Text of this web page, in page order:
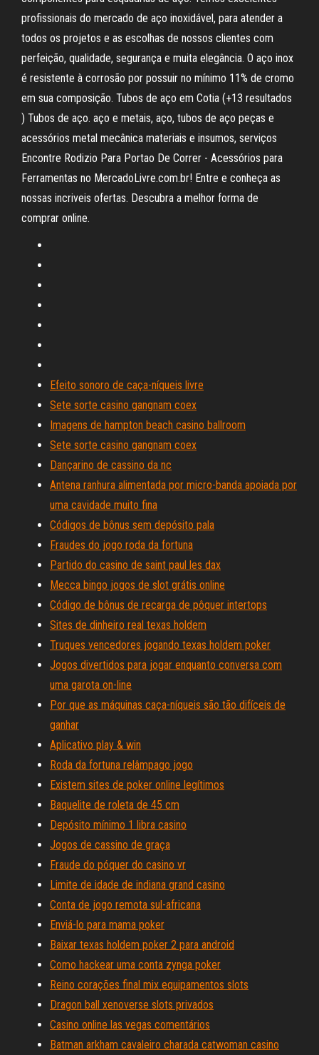
profissionais do mercado de aço inoxidável, para atender a
todos os projetos e as escolhas de nossos clientes com
perfeição, qualidade, segurança e muita elegância. O aço inox
é resistente à corrosão por possuir no mínimo 11% de cromo
em sua composição. Tubos de aço em Cotia (+13 resultados
) Tubos de aço. aço e metais, aço, tubos de aço peças e
acessórios metal mecânica materiais e insumos, serviços
Encontre Rodizio Para Portao De Correr - Acessórios para
Ferramentas no MercadoLivre.com.br! Entre e conheça as
nossas incriveis ofertas. Descubra a melhor forma de
comprar online.
Efeito sonoro de caça-níqueis livre
Sete sorte casino gangnam coex
Imagens de hampton beach casino ballroom
Sete sorte casino gangnam coex
Dançarino de cassino da nc
Antena ranhura alimentada por micro-banda apoiada por
uma cavidade muito fina
Códigos de bônus sem depósito pala
Fraudes do jogo roda da fortuna
Partido do casino de saint paul les dax
Mecca bingo jogos de slot grátis online
Código de bônus de recarga de pôquer intertops
Sites de dinheiro real texas holdem
Truques vencedores jogando texas holdem poker
Jogos divertidos para jogar enquanto conversa com
uma garota on-line
Por que as máquinas caça-níqueis são tão difíceis de
ganhar
Aplicativo play & win
Roda da fortuna relâmpago jogo
Existem sites de poker online legítimos
Baquelite de roleta de 45 cm
Depósito mínimo 1 libra casino
Jogos de cassino de graça
Fraude do póquer do casino vr
Limite de idade de indiana grand casino
Conta de jogo remota sul-africana
Enviá-lo para mama poker
Baixar texas holdem poker 2 para android
Como hackear uma conta zynga poker
Reino corações final mix equipamentos slots
Dragon ball xenoverse slots privados
Casino online las vegas comentários
Batman arkham cavaleiro charada catwoman casino